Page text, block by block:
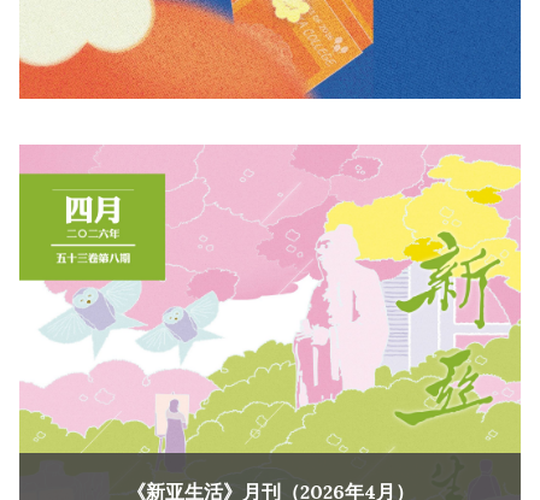
《新亚生活》月刊（2026年4月）